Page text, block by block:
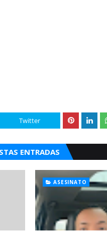
Twitter
ENTRADAS
ASESINATO